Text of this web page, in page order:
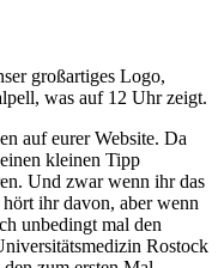
großartiges Logo,
was auf 12 Uhr zeigt.
auf eurer Website. Da
kleinen Tipp
Und zwar wenn ihr das
ihr davon, aber wenn
unbedingt mal den
Rostock